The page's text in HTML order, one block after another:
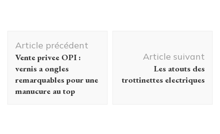
d'article
Article précédent
Vente privee OPI :
vernis a ongles
remarquables pour une
manucure au top
Article suivant
Les atouts des
trottinettes electriques